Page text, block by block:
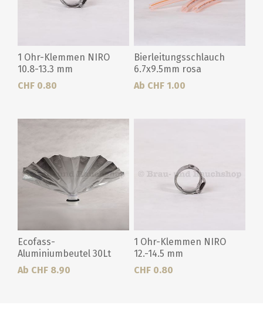
1 Ohr-Klemmen NIRO
10.8-13.3 mm
CHF 0.80
Bierleitungsschlauch
6.7x9.5mm rosa
Ab CHF 1.00
Ecofass-
Aluminiumbeutel 30Lt
Ab CHF 8.90
1 Ohr-Klemmen NIRO
12.-14.5 mm
CHF 0.80